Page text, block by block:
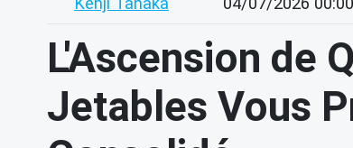
L'Ascension de
Jetables Vous